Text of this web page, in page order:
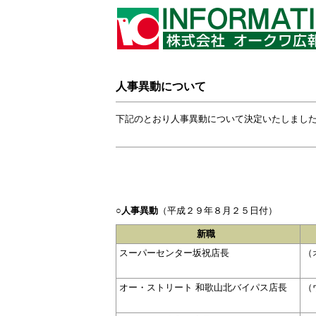
人事異動について
下記のとおり人事異動について決定いたしまし
○人事異動（平成２９年８月２５日付）
新職
スーパーセンター坂祝店長
オー・ストリート 和歌山北バイパス店長